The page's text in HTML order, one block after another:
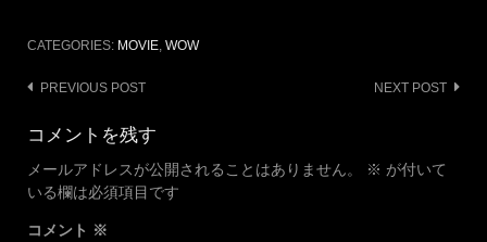
CATEGORIES: MOVIE, WOW
Post
navigation
PREVIOUS POST NEXT POST
コメントを残す
メールアドレスが公開されることはありません。 ※ が付いて
いる欄は必須項目です
コメント ※